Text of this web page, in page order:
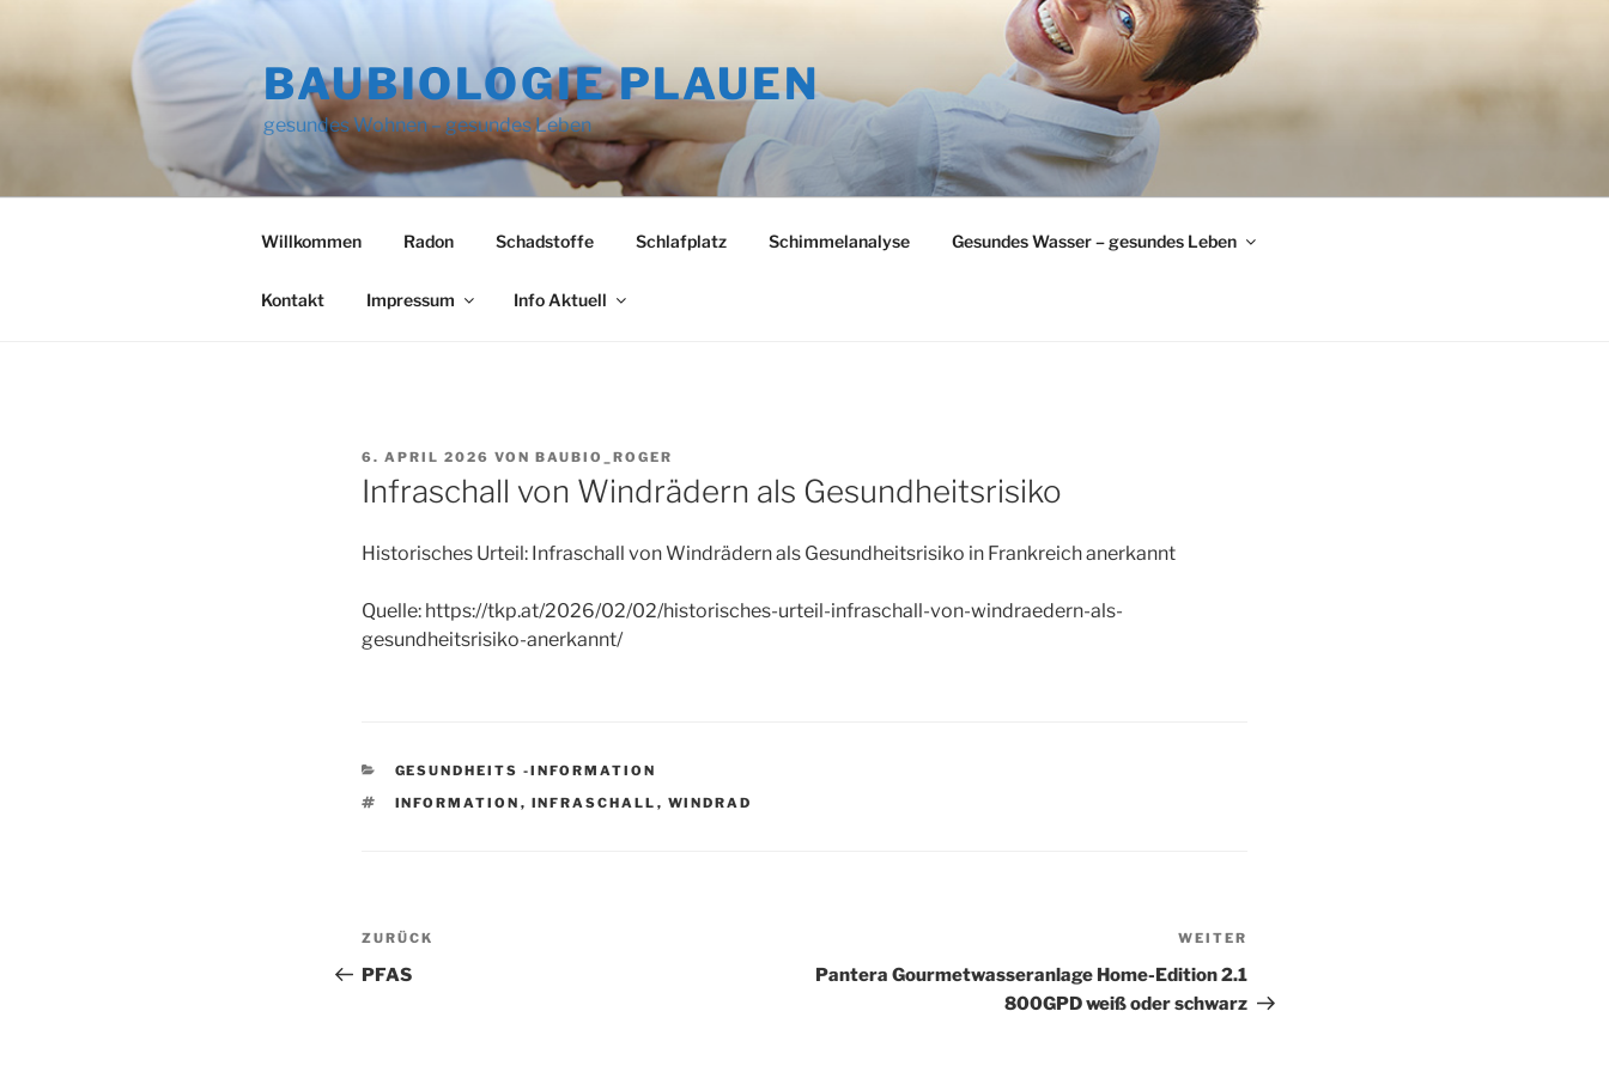
springen
BAUBIOLOGIE PLAUEN
gesundes Wohnen – gesundes Leben
Willkommen Radon Schadstoffe Schlafplatz Schimmelanalyse Gesundes Wasser – gesundes Leben
Kontakt Impressum Info Aktuell
VERÖFFENTLICHT
AM
6. APRIL 2026 VON BAUBIO_ROGER
Infraschall von Windrädern als Gesundheitsrisiko
Historisches Urteil: Infraschall von Windrädern als Gesundheitsrisiko in Frankreich anerkannt
Quelle: https://tkp.at/2026/02/02/historisches-urteil-infraschall-von-windraedern-als-
gesundheitsrisiko-anerkannt/
KATEGORIEN
GESUNDHEITS -INFORMATION
SCHLAGWÖRTER
INFORMATION , INFRASCHALL , WINDRAD
Beitragsnavigation
Vorheriger
Beitrag
ZURÜCK
PFAS
WEITER
Pantera Gourmetwasseranlage Home-Edition 2.1
800GPD weiß oder schwarz